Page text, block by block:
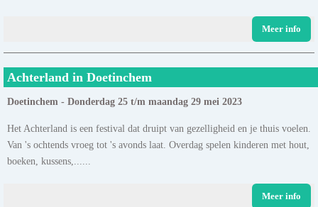
Meer info
Achterland in Doetinchem
Doetinchem - Donderdag 25 t/m maandag 29 mei 2023
Het Achterland is een festival dat druipt van gezelligheid en je thuis voelen.
Van 's ochtends vroeg tot 's avonds laat. Overdag spelen kinderen met hout,
boeken, kussens,......
Meer info